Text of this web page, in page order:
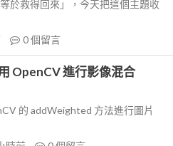
於救得回來」，今天把這個主題收
0個留言
OpenCV 進行影像混合
的 addWeighted 方法進行圖片